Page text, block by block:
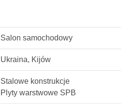
Salon samochodowy
Ukraina, Kijów
Stalowe konstrukcje
Plyty warstwowe SPB